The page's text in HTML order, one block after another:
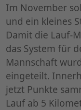
Im November
und ein kleines
Damit die Lauf-
das System für
Mannschaft
eingeteilt.
jetzt Punkte
Lauf ab 5